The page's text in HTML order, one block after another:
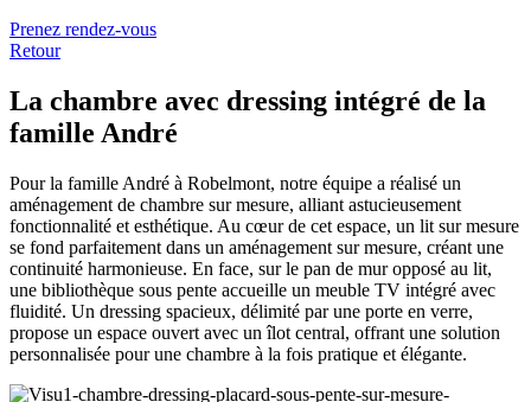
Prenez rendez-vous
Retour
La chambre avec dressing intégré de la
famille André
Pour la famille André à Robelmont, notre équipe a réalisé un
aménagement de chambre sur mesure, alliant astucieusement
fonctionnalité et esthétique. Au cœur de cet espace, un lit sur mesure
se fond parfaitement dans un aménagement sur mesure, créant une
continuité harmonieuse. En face, sur le pan de mur opposé au lit,
une bibliothèque sous pente accueille un meuble TV intégré avec
fluidité. Un dressing spacieux, délimité par une porte en verre,
propose un espace ouvert avec un îlot central, offrant une solution
personnalisée pour une chambre à la fois pratique et élégante.